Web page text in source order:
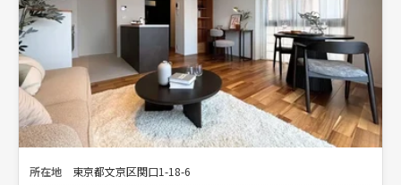
所在地
東京都文京区関口1-18-6